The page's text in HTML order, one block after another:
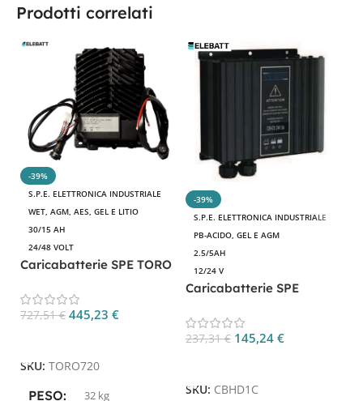
Prodotti correlati
-39%
S.P.E. ELETTRONICA INDUSTRIALE
WET, AGM, AES, GEL E LITIO
30/15 AH
24/48 VOLT
Caricabatterie SPE TORO
727,51€ 445,23 €
SKU: TORO720
PESO 32 kg
-39%
S.P.E. ELETTRONICA INDUSTRIALE
PB-ACIDO, GEL E AGM
2.5/5AH
12/24 V
Caricabatterie SPE
237,31€ 145,24 €
SKU: CBHD1C